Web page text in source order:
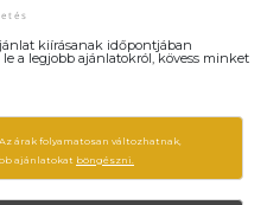
kiírásanak időpontjában
a legjobb ajánlatokról, kövess minket
árak folyamatosan változhatnak,
ajánlatokat böngészni.